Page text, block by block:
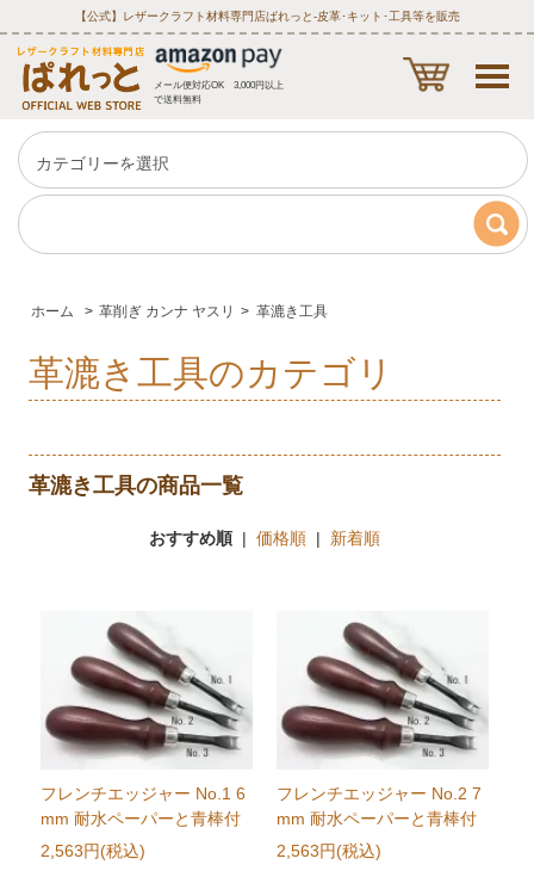
【公式】レザークラフト材料専門店ぱれっと‐皮革･キット･工具等を販売
メール便対応OK 3,000円以上
で送料無料
ホーム > 革削ぎ カンナ ヤスリ > 革漉き工具
革漉き工具のカテゴリ
革漉き工具の商品一覧
おすすめ順| 価格順| 新着順
フレンチエッジャー No.1 6
mm 耐水ペーパーと青棒付
2,563円(税込)
フレンチエッジャー No.2 7
mm 耐水ペーパーと青棒付
2,563円(税込)